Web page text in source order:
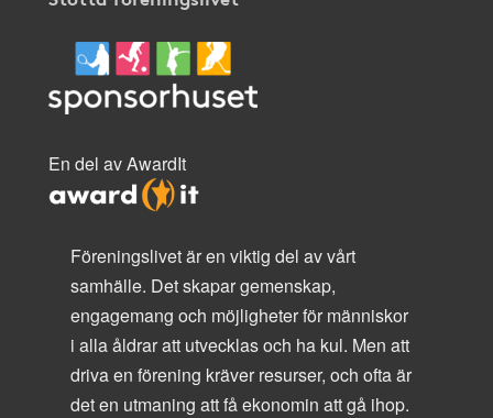
En del av AwardIt
Föreningslivet är en viktig del av vårt
samhälle. Det skapar gemenskap,
engagemang och möjligheter för människor
i alla åldrar att utvecklas och ha kul. Men att
driva en förening kräver resurser, och ofta är
det en utmaning att få ekonomin att gå ihop.